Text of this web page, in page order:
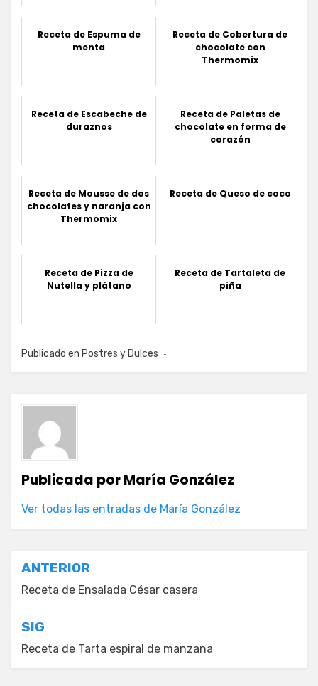
Receta de Espuma de
menta
Receta de Cobertura de
chocolate con
Thermomix
Receta de Escabeche de
duraznos
Receta de Paletas de
chocolate en forma de
corazón
Receta de Mousse de dos
chocolates y naranja con
Thermomix
Receta de Queso de coco
Receta de Pizza de
Nutella y plátano
Receta de Tartaleta de
piña
Publicado en Postres y Dulces
Publicada porMaría González
Ver todas las entradas de María González
Navegación
de
entradas
ANTERIOR
Receta de Ensalada César casera
SIG
Receta de Tarta espiral de manzana